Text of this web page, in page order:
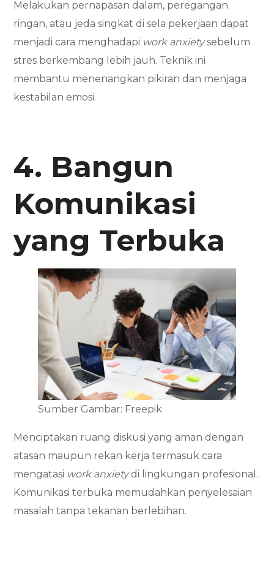
Melakukan pernapasan dalam, peregangan
ringan, atau jeda singkat di sela pekerjaan dapat
menjadi cara menghadapi work anxietysebelum
stres berkembang lebih jauh. Teknik ini
membantu menenangkan pikiran dan menjaga
kestabilan emosi.
4. Bangun
Komunikasi
yang Terbuka
Sumber Gambar: Freepik
Menciptakan ruang diskusi yang aman dengan
atasan maupun rekan kerja termasuk cara
mengatasi work anxietydi lingkungan profesional.
Komunikasi terbuka memudahkan penyelesaian
masalah tanpa tekanan berlebihan.